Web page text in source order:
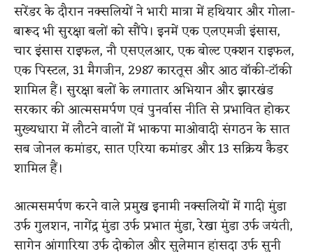
सरेंडर के दौरान नक्सलियों ने भारी मात्रा में हथियार और गोला-
बारूद भी सुरक्षा बलों को सौंपे। इनमें एक एलएमजी इंसास,
चार इंसास राइफल, नौ एसएलआर, एक बोल्ट एक्शन राइफल,
एक पिस्टल, 31 मैगजीन, 2987 कारतूस और आठ वॉकी-टॉकी
शामिल हैं। सुरक्षा बलों के लगातार अभियान और झारखंड
सरकार की आत्मसमर्पण एवं पुनर्वास नीति से प्रभावित होकर
मुख्यधारा में लौटने वालों में भाकपा माओवादी संगठन के सात
सब जोनल कमांडर, सात एरिया कमांडर और 13 सक्रिय कैडर
शामिल हैं।
आत्मसमर्पण करने वाले प्रमुख इनामी नक्सलियों में गादी मुंडा
उर्फ गुलशन, नागेंद्र मुंडा उर्फ प्रभात मुंडा, रेखा मुंडा उर्फ जयंती,
सागेन आंगारिया उर्फ दोकोल और सुलेमान हांसदा उर्फ सुनी